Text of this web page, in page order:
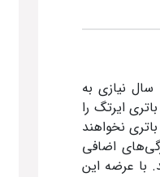
سال نیازی به
ایرتگ را
نخواهند
اضافی
با عرضه این